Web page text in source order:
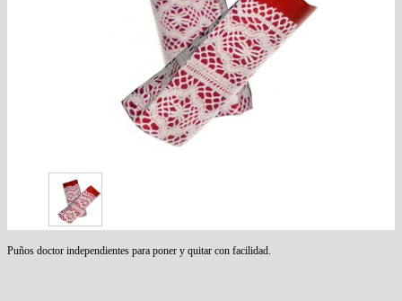
Puños doctor independientes para poner y quitar con facilidad.